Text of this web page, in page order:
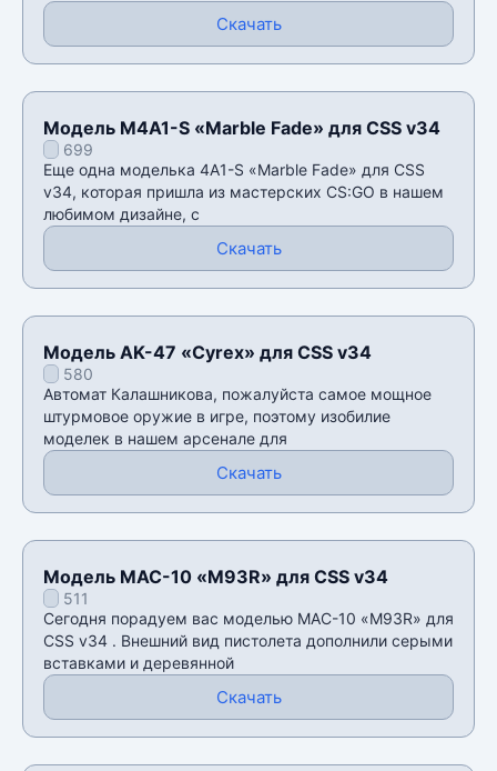
Скачать
Модель M4A1-S «Marble Fade» для CSS v34
699
Еще одна моделька 4A1-S «Marble Fade» для CSS
v34, которая пришла из мастерских CS:GO в нашем
любимом дизайне, с
Скачать
Модель AK-47 «Cyrex» для CSS v34
580
Автомат Калашникова, пожалуйста самое мощное
штурмовое оружие в игре, поэтому изобилие
моделек в нашем арсенале для
Скачать
Модель MAC-10 «M93R» для CSS v34
511
Сегодня порадуем вас моделью MAC-10 «M93R» для
CSS v34 . Внешний вид пистолета дополнили серыми
вставками и деревянной
Скачать